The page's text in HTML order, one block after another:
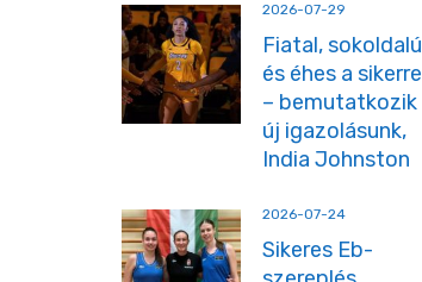
2026-07-29
Fiatal, sokoldalú
és éhes a sikerre
– bemutatkozik
új igazolásunk,
India Johnston
2026-07-24
Sikeres Eb-